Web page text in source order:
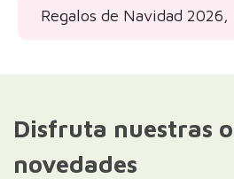
Regalos de Navidad
Disfruta nuestras
novedades